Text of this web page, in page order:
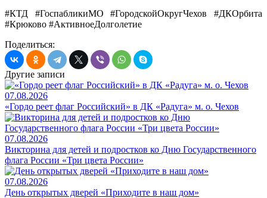
#КТД #ГоспабликиМО #ГородскойОкругЧехов #ДКОрбита
#Крюково #АктивноеДолголетие
Поделиться:
Другие записи
07.08.2026
«Гордо реет флаг Российский» в ДК «Радуга» м. о. Чехов
07.08.2026
Викторина для детей и подростков ко Дню Государственного
флага России «Три цвета России»
07.08.2026
День открытых дверей «Приходите в наш дом»